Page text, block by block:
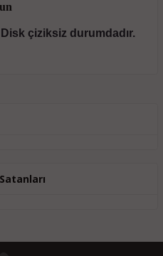
Disk çiziksiz durumdadır.